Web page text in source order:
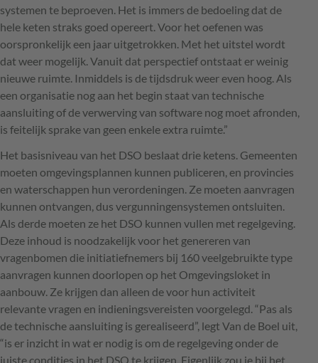
systemen te beproeven. Het is immers de bedoeling dat de
hele keten straks goed opereert. Voor het oefenen was
oorspronkelijk een jaar uitgetrokken. Met het uitstel wordt
dat weer mogelijk. Vanuit dat perspectief ontstaat er weinig
nieuwe ruimte. Inmiddels is de tijdsdruk weer even hoog. Als
een organisatie nog aan het begin staat van technische
aansluiting of de verwerving van software nog moet afronden,
is feitelijk sprake van geen enkele extra ruimte.”
Het basisniveau van het DSO beslaat drie ketens. Gemeenten
moeten omgevingsplannen kunnen publiceren, en provincies
en waterschappen hun verordeningen. Ze moeten aanvragen
kunnen ontvangen, dus vergunningensystemen ontsluiten.
Als derde moeten ze het DSO kunnen vullen met regelgeving.
Deze inhoud is noodzakelijk voor het genereren van
vragenbomen die initiatiefnemers bij 160 veelgebruikte type
aanvragen kunnen doorlopen op het Omgevingsloket in
aanbouw. Ze krijgen dan alleen de voor hun activiteit
relevante vragen en indieningsvereisten voorgelegd. “Pas als
de technische aansluiting is gerealiseerd”, legt Van de Boel uit,
“is er inzicht in wat er nodig is om de regelgeving onder de
juiste condities in het DSO te krijgen. Eigenlijk zou je bij het